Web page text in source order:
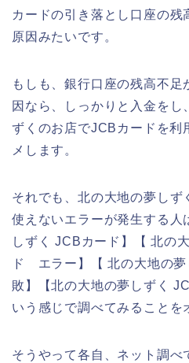
カードの引き落とし口座の残
原因みたいです。
もしも、銀行口座の残高不
因なら、しっかりと入金をし
ずくのお店でJCBカードを利
メします。
それでも、北の大地の夢し
使えないエラーが発生する人
しずく JCBカード】【 北の
ド エラー】【 北の大地の
敗】【北の大地の夢しずく
いう感じで調べてみることを
そうやって各自、ネット調べ